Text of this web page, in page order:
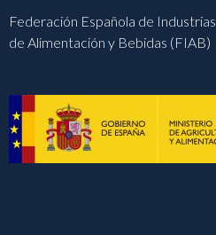
Federación Española de Industrias
de Alimentación y Bebidas (FIAB)